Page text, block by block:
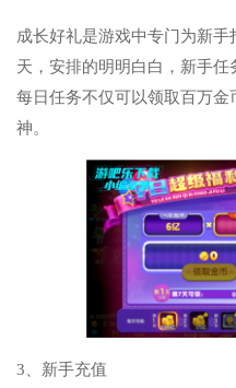
成长好礼是游戏中专门为新
天，安排的明明白白，新手
每日任务不仅可以领取百万
神。
3、新手充值